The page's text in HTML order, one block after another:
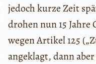
jedoch kurze Zeit
drohen nun 15
wegen Artikel 125
angeklagt, dann